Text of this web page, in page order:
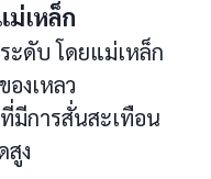
เหล็ก
ะดับ โดยแม่เหล็ก
งเหลว
มีการสั่นสะเทือน
สูง